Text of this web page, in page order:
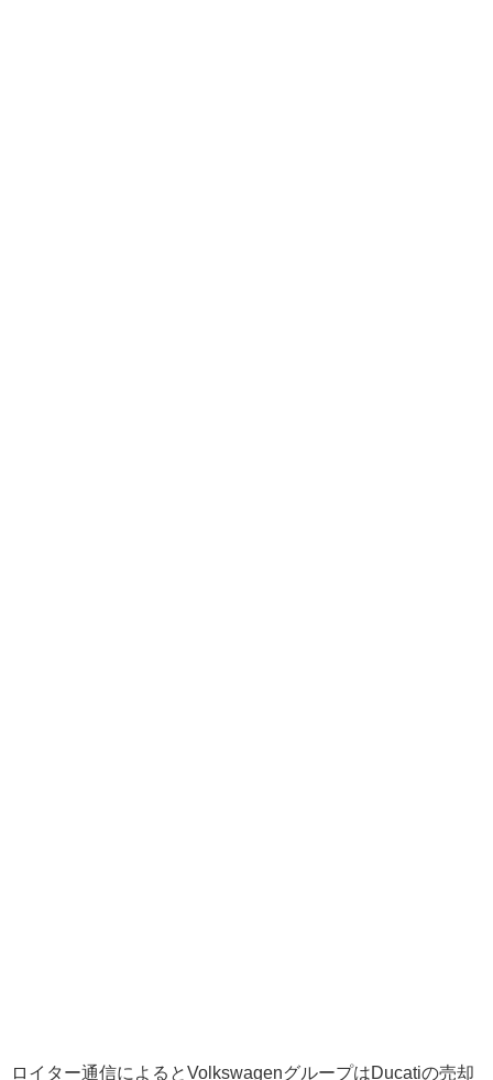
ロイター通信によるとVolkswagenグループはDucatiの売却